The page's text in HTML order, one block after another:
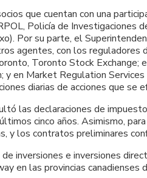
que cuentan con una
Policía de Investigaciones
Por su parte, el
agentes, con los reguladores
Toronto Stock
en Market Regulation
diarias de acciones que se
las declaraciones de
cinco años. Asimismo,
y los contratos preliminares
inversiones e inversiones
en las provincias canadienses